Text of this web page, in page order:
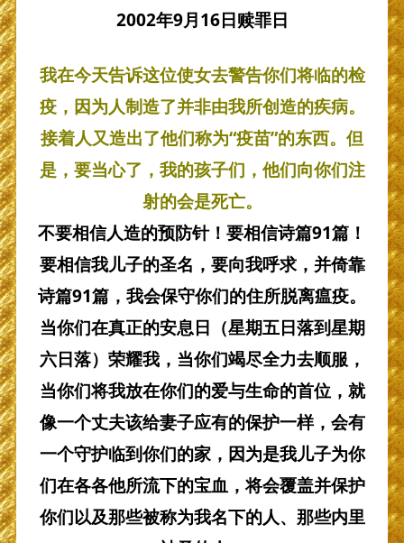
2002年9月16日赎罪日
我在今天告诉这位使女去警告你们将临的检
疫，因为人制造了并非由我所创造的疾病。
接着人又造出了他们称为“疫苗”的东西。但
是，要当心了，我的孩子们，他们向你们注
射的会是死亡。
不要相信人造的预防针！要相信诗篇91篇！
要相信我儿子的圣名，要向我呼求，并倚靠
诗篇91篇，我会保守你们的住所脱离瘟疫。
当你们在真正的安息日（星期五日落到星期
六日落）荣耀我，当你们竭尽全力去顺服，
当你们将我放在你们的爱与生命的首位，就
像一个丈夫该给妻子应有的保护一样，会有
一个守护临到你们的家，因为是我儿子为你
们在各各他所流下的宝血，将会覆盖并保护
你们以及那些被称为我名下的人、那些内里